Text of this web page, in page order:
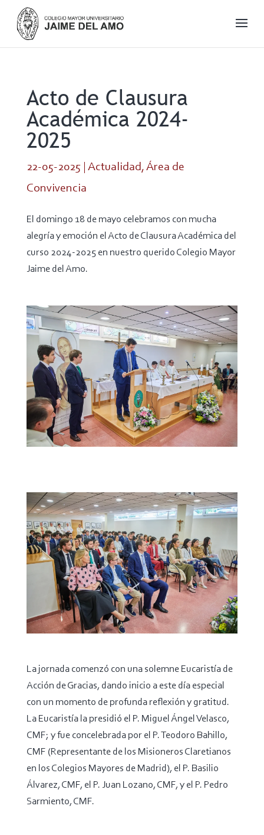
Acto de Clausura
Académica 2024-
2025
22-05-2025| Actualidad, Área de
Convivencia
El domingo 18 de mayo celebramos con mucha
alegría y emoción el Acto de Clausura Académica del
curso 2024-2025 en nuestro querido Colegio Mayor
Jaime del Amo.
La jornada comenzó con una solemne Eucaristía de
Acción de Gracias, dando inicio a este día especial
con un momento de profunda reflexión y gratitud.
La Eucaristía la presidió el P. Miguel Ángel Velasco,
CMF; y fue concelebrada por el P. Teodoro Bahillo,
CMF (Representante de los Misioneros Claretianos
en los Colegios Mayores de Madrid), el P. Basilio
Álvarez, CMF, el P. Juan Lozano, CMF, y el P. Pedro
Sarmiento, CMF.